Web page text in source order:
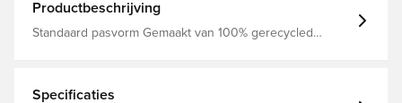
Productbeschrijving
Standaard pasvorm Gemaakt van 100% gerecycled
Specificaties